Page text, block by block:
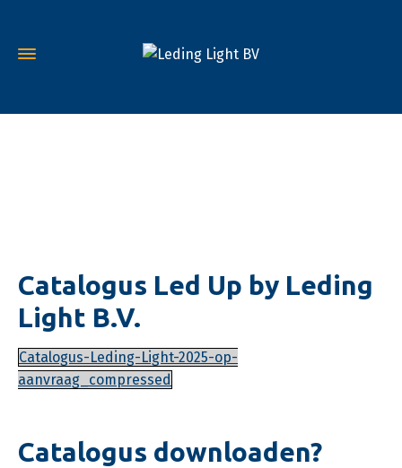
Catalogus Led Up by Leding
Light B.V.
Catalogus-Leding-Light-2025-op-
aanvraag_compressed
Catalogus downloaden?